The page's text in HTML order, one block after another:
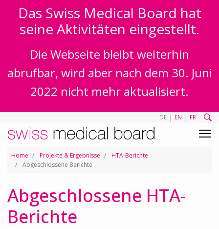
Das Swiss Medical Board hat
seine Aktivitäten eingestellt.
Die Webseite bleibt weiterhin
abrufbar, wird aber nach dem 30. Juni
2022 nicht mehr aktualisiert.
DE | EN | FR
Home Projekte & Ergebnisse
HTA-Berichte
Abgeschlossene Berichte
Abgeschlossene HTA-
Berichte